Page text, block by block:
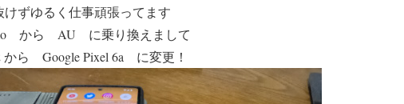
けずゆるく仕事頑張ってます
から AU に乗り換え まして
ら Google Pixel 6a に変更！